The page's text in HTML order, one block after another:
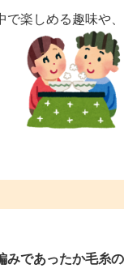
楽しめる趣味や、
みであったか毛糸の